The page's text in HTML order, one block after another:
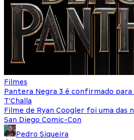
Filmes
Pantera Negra 3 é confirmado para
T'Challa
Filme de Ryan Coogler foi uma das
San Diego Comic-Con
Pedro Siqueira